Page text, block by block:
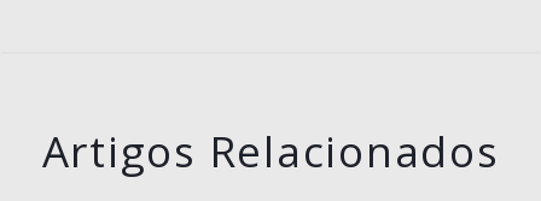
Artigos Relacionados